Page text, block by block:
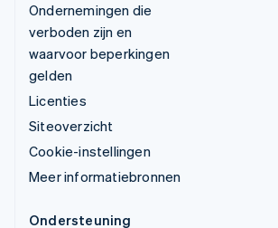
Ondernemingen die
verboden zijn en
waarvoor beperkingen
gelden
Licenties
Siteoverzicht
Cookie-instellingen
Meer informatiebronnen
Ondersteuning